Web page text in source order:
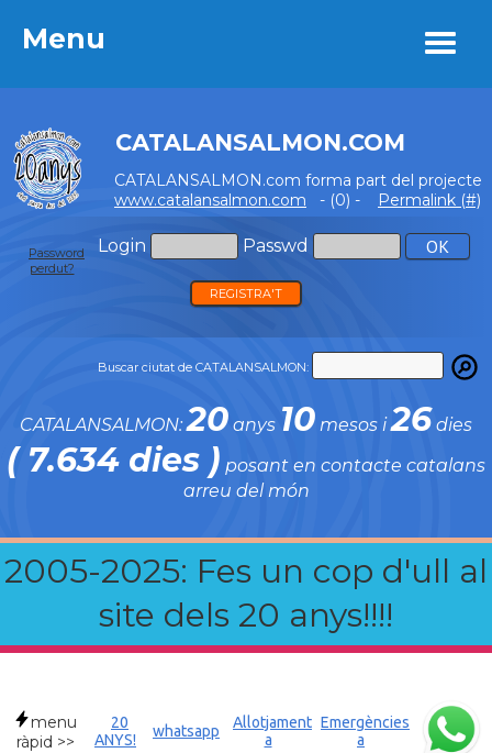
Menu
CATALANSALMON.COM
CATALANSALMON.com forma part del projecte
www.catalansalmon.com - (0) - Permalink (#)
Login Passwd
Password
perdut?
REGISTRA'T
Buscar ciutat de CATALANSALMON:
CATALANSALMON:20 anys 10 mesos i26 dies
( 7.634 dies ) posant en contacte catalans
arreu del món
2005-2025: Fes un cop d'ull al
site dels 20 anys!!!!
Menu
menu
ràpid >>
20
ANYS!
whatsapp
Allotjament
a
Emergències
a